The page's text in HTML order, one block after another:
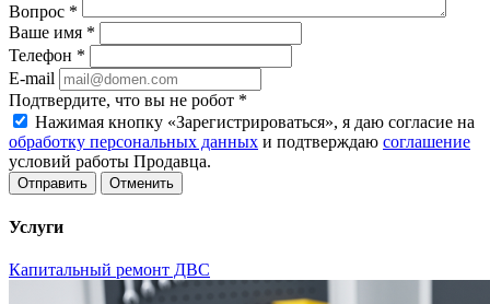
Вопрос *
Ваше имя *
Телефон *
E-mail
Подтвердите, что вы не робот *
Нажимая кнопку «Зарегистрироваться», я даю согласие на
обработку персональных данных и подтверждаю соглашение
условий работы Продавца.
Отменить
Услуги
Капитальный ремонт ДВС